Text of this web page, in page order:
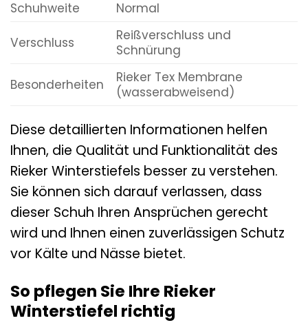
Schuhweite
Normal
Verschluss
Reißverschluss und
Schnürung
Besonderheiten
Rieker Tex Membrane
(wasserabweisend)
Diese detaillierten Informationen helfen
Ihnen, die Qualität und Funktionalität des
Rieker Winterstiefels besser zu verstehen.
Sie können sich darauf verlassen, dass
dieser Schuh Ihren Ansprüchen gerecht
wird und Ihnen einen zuverlässigen Schutz
vor Kälte und Nässe bietet.
So pflegen Sie Ihre Rieker
Winterstiefel richtig